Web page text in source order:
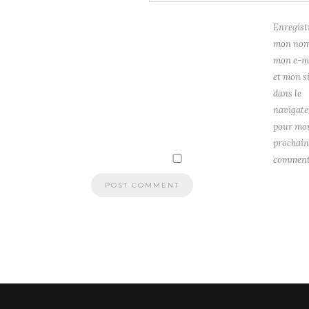
mon
mon e-
et mon
dans le
pour
prochain